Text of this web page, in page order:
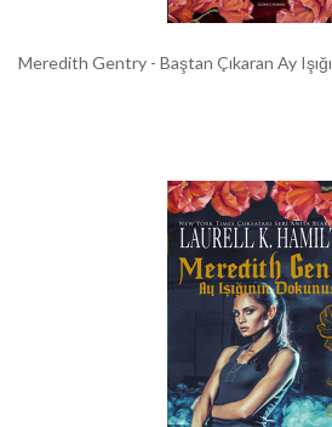
Meredith Gentry - Baştan Çıkaran Ay Işığı